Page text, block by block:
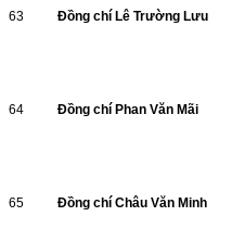
63 Đồng chí Lê Trường Lưu
64 Đồng chí Phan Văn Mãi
65 Đồng chí Châu Văn Minh